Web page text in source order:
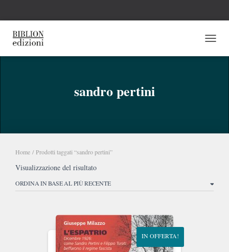
sandro pertini
Home / Prodotti taggati “sandro pertini”
Visualizzazione del risultato
IN OFFERTA!